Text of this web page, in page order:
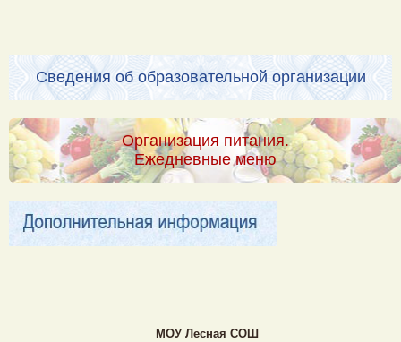
Сведения об образовательной организации
Организация питания.
Ежедневные меню
МОУ Лесная CОШ